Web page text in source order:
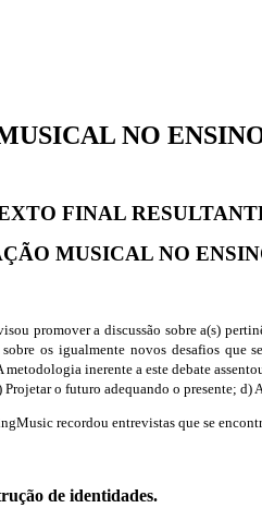
NO
FINAL
MUSICAL NO
promover a discussão sobre a(s)
os igualmente novos desafios
inerente a este debate
o futuro adequando o presente; d)
recordou entrevistas que se
de identidades.